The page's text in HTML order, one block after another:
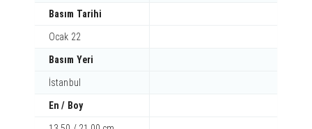
Basım Tarihi
Ocak 22
Basım Yeri
İstanbul
En / Boy